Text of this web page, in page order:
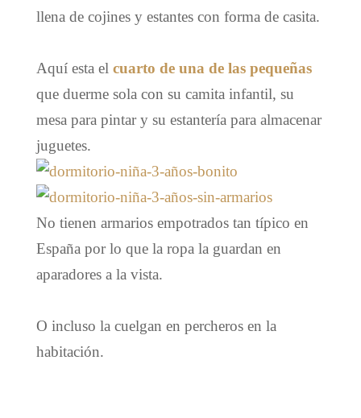
llena de cojines y estantes con forma de casita.
Aquí esta el cuarto de una de las pequeñas
que duerme sola con su camita infantil, su
mesa para pintar y su estantería para almacenar
juguetes.
No tienen armarios empotrados tan típico en
España por lo que la ropa la guardan en
aparadores a la vista.
O incluso la cuelgan en percheros en la
habitación.